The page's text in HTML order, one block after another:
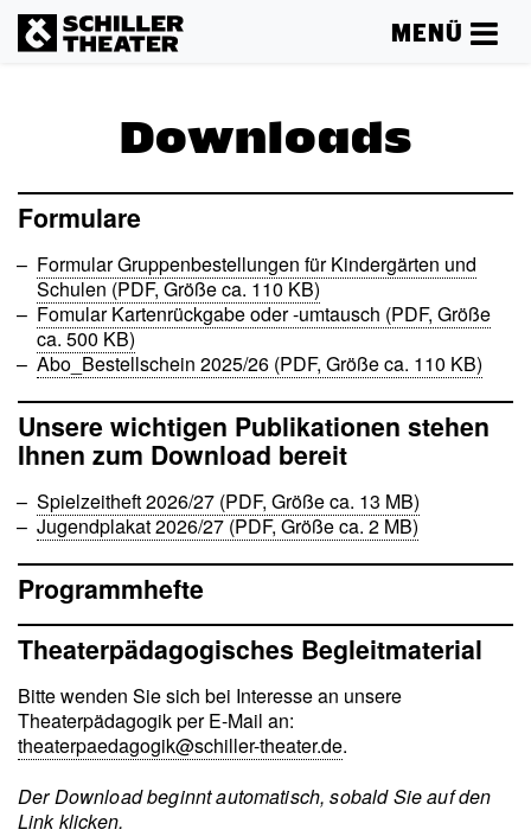
MENÜ
Downloads
Formulare
Formular Gruppenbestellungen für Kindergärten und
Schulen (PDF, Größe ca. 110 KB)
Fomular Kartenrückgabe oder -umtausch (PDF, Größe
ca. 500 KB)
Abo_Bestellschein 2025/26 (PDF, Größe ca. 110 KB)
Unsere wichtigen Publikationen stehen
Ihnen zum Download bereit
Spielzeitheft 2026/27 (PDF, Größe ca. 13 MB)
Jugendplakat 2026/27 (PDF, Größe ca. 2 MB)
Programmhefte
Theaterpädagogisches Begleitmaterial
Bitte wenden Sie sich bei Interesse an unsere
Theaterpädagogik per E-Mail an:
theaterpaedagogik@schiller-theater.de.
Der Download beginnt automatisch, sobald Sie auf den
Link klicken.